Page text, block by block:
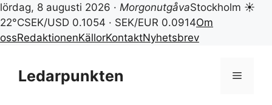
lördag, 8 augusti 2026 · MorgonutgåvaStockholm ☀
22°CSEK/USD 0.1054 · SEK/EUR 0.0914Om
ossRedaktionenKällorKontaktNyhetsbrev
innehållLedarpunkten Meny